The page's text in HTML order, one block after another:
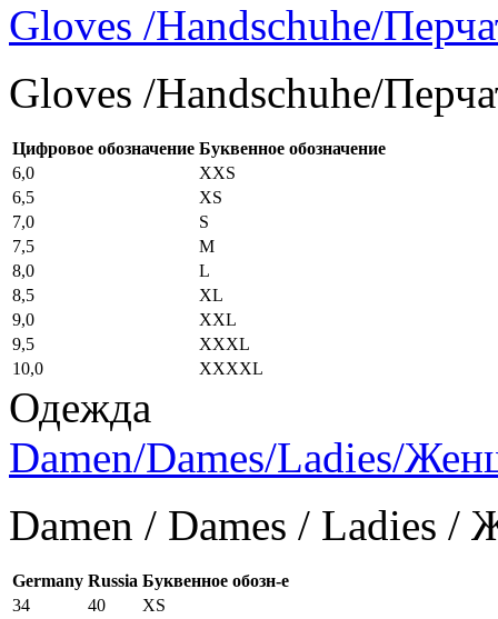
Gloves /Handschuhe/
Gloves /Handschuhe/
Цифровое обозначение Буквенное обозначение
6,0
XXS
6,5
XS
7,0
S
7,5
M
8,0
L
8,5
XL
9,0
XXL
9,5
XXXL
10,0
XXXXL
Одежда
Damen/Dames/Ladies/
Damen / Dames / Ladies
Germany Russia Буквенное обозн-е
34
40
XS